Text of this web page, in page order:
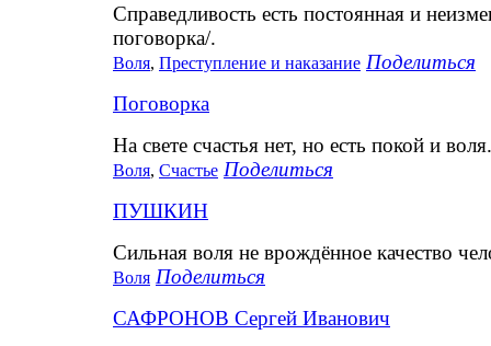
Справедливость есть постоянная и
поговорка/.
Воля, Преступление и наказание Поделиться
Поговорка
На свете счастья нет, но есть покой и воля.
Воля, Счастье Поделиться
ПУШКИН
Сильная воля не врождённое качество
Воля Поделиться
САФРОНОВ Сергей Иванович